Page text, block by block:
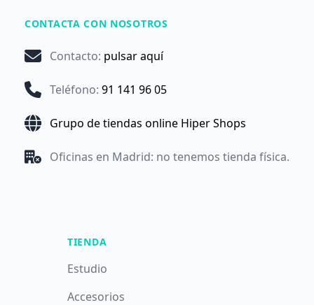
CONTACTA CON NOSOTROS
Contacto: pulsar aquí
Teléfono: 91 141 96 05
Grupo de tiendas online Hiper Shops
Oficinas en Madrid: no tenemos tienda física.
TIENDA
Estudio
Accesorios